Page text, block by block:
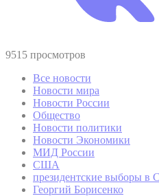
9515 просмотров
Все новости
Новости мира
Новости России
Общество
Новости политики
Новости Экономики
МИД России
США
президентские выборы
Георгий Борисенко